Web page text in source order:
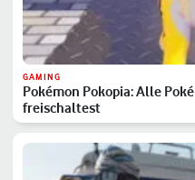
GAMING
Pokémon Pokopia: Alle
freischaltest